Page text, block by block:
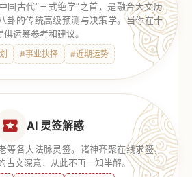
国古代“三式绝学”之首，是融合天文历
卦的传统高级预测与决策学。当你在十
运筹参考和建议。
#事业抉择 #近期运势
AI 灵签解惑
等各大法脉灵签。诸神齐聚在线求签，
古文深意，从此不再一知半解。